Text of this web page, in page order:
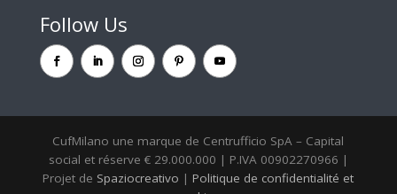
Follow Us
CufMilano une marque de Centrufficio SpA – Capital
social et réserve € 29.000.000 | P.IVA 00902270966 |
Projet de Spaziocreativo |Politique de confidentialité et